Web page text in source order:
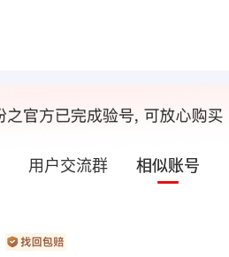
用户交流群 相似账号